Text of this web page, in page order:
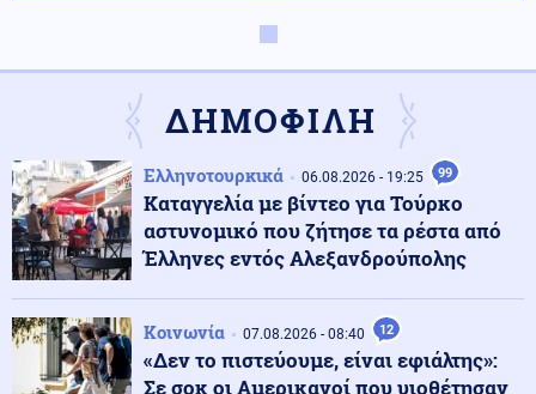
08.08.2026 - 18:36
ηλεκτρονικό εμπόριο
Κόσμος
Βουλγαρία: Drone συνετρίβη κοντά σε σταθμό
συμπίεσης αγωγού φυσικού αερίου
Κοινωνία
Χαλκιδική: Σοβαρός τραυματισμός μοτοσικλετιστή σε
τροχαίο με ΙΧ
ΔΗΜΟΦΙΛΗ
Ελληνοτουρκικά 06.08.2026 - 19:25 99
Καταγγελία με βίντεο για Τούρκο
αστυνομικό που ζήτησε τα ρέστα από
Έλληνες εντός Αλεξανδρούπολης
Κοινωνία 07.08.2026 - 08:40 12
«Δεν το πιστεύουμε, είναι εφιάλτης»:
Σε σοκ οι Αμερικανοί που υιοθέτησαν